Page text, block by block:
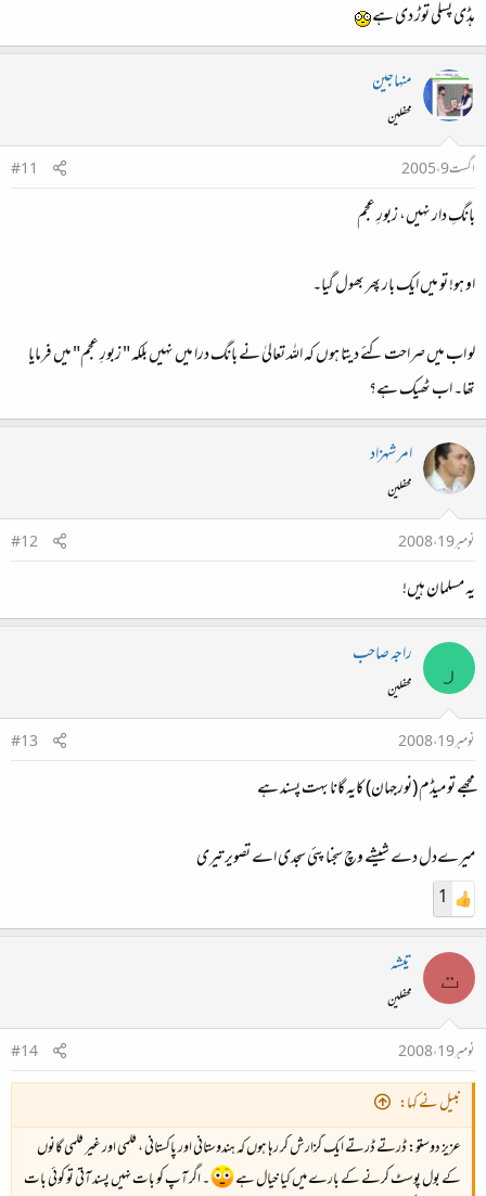
ہڈی پسلی توڑ دی ہے
منہاجین
محفلین
اگست 9، 2005
#11
بانگِ دار نہیں، زبورِ عجم
او ہو! تو میں ایک بار پھر بھول گیا۔
لو اب میں صراحت کئے دیتا ہوں کہ اللہ تعالیٰ نے بانگ درا میں نہیں بلکہ " زبورِ عجم" میں فرمایا
تھا۔ اب ٹھیک ہے؟
امر شہزاد
محفلین
نومبر 19، 2008
#12
یہ مسلمان ہیں!
ر راجہ صاحب
محفلین
نومبر 19، 2008
#13
مجھے تو میڈم (نورجہان) کایہ گانا بہت پسند ہے
میرےدل دے شیشے وچ سجنا پئی سجدی اے تصویر تیری
1
ت تیشہ
محفلین
نومبر 19، 2008
#14
نبیل نے کہا:
عزیز دوستو: ڈرتے ڈرتے ایک گزارش کر رہا ہوں کہ ہندوستانی اور پاکستانی ، فلمی اور غیر فلمی گانوں
کے بول پوسٹ کرنے کے بارے میں کیا خیال ہے
۔ اگر آپ کو بات نہیں پسند آتی تو کوئی بات